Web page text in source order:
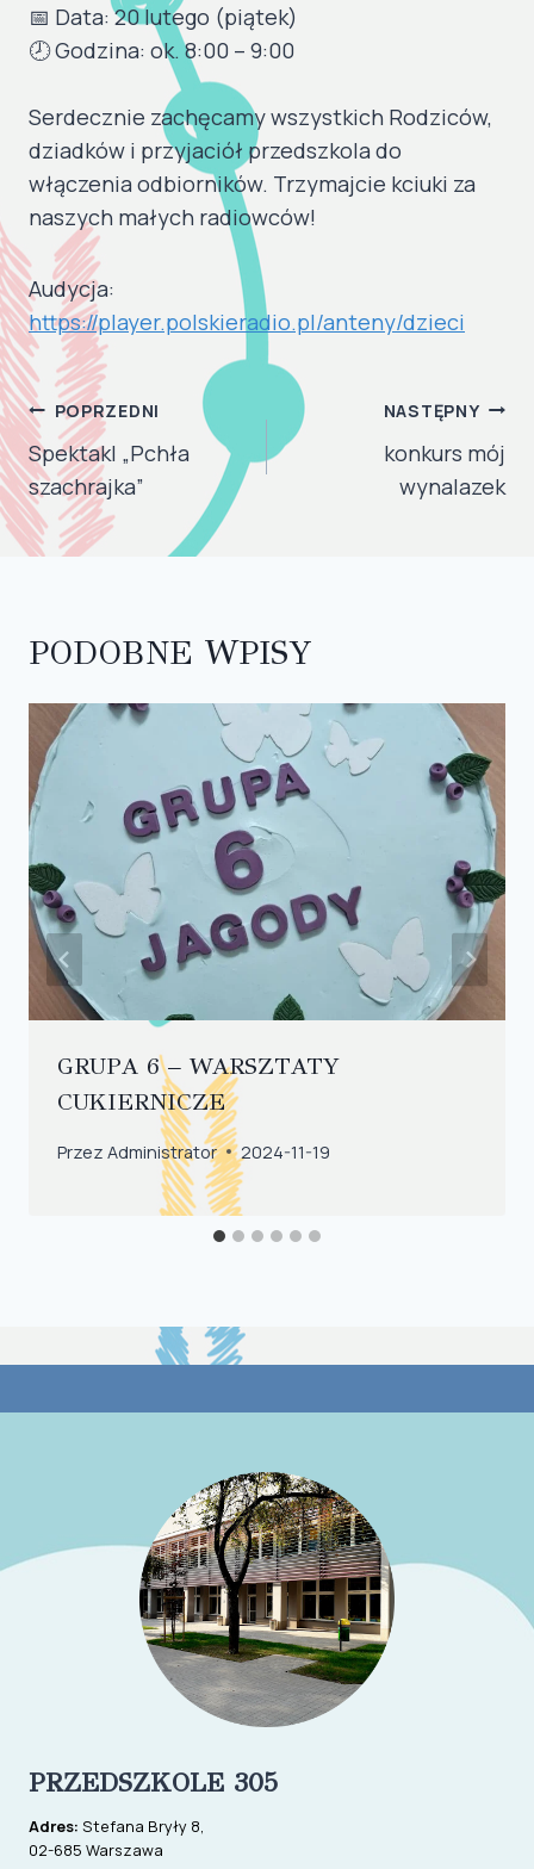
📅 Data: 20 lutego (piątek)
🕗 Godzina: ok. 8:00 – 9:00
Serdecznie zachęcamy wszystkich Rodziców,
dziadków i przyjaciół przedszkola do
włączenia odbiorników. Trzymajcie kciuki za
naszych małych radiowców!
Audycja:
https://player.polskieradio.pl/anteny/dzieci
NAWIGACJA
WPISU
POPRZEDNI
Spektakl „Pchła
szachrajka”
NASTĘPNY
konkurs mój
wynalazek
PODOBNE WPISY
GRUPA 6 – WARSZTATY
CUKIERNICZE
Przez Administrator 2024-11-19
PRZEDSZKOLE 305
Adres: Stefana Bryły 8,
02-685 Warszawa